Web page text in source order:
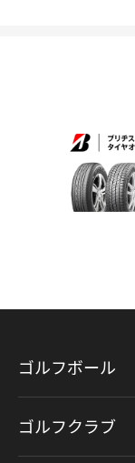
ゴルフボール
ゴルフクラブ